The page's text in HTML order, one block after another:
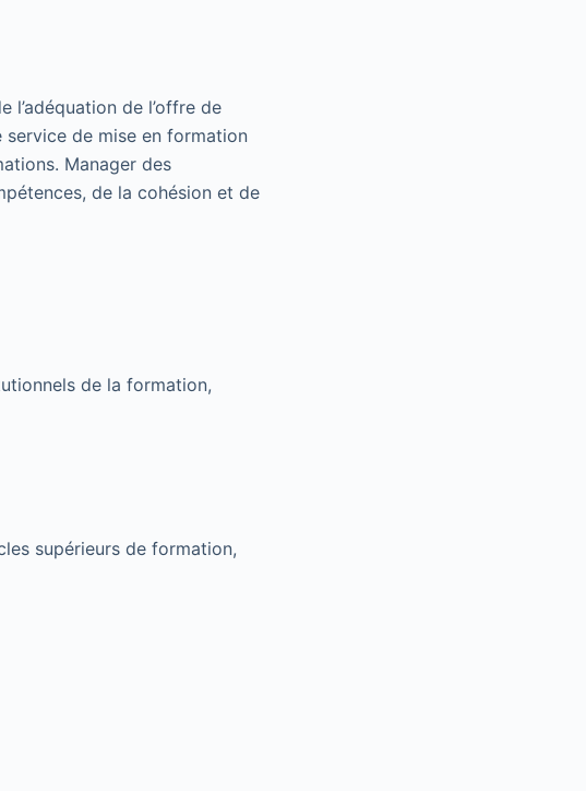
l’adéquation de l’offre de
de mise en formation
Manager des
de la cohésion et de
de la formation,
supérieurs de formation,